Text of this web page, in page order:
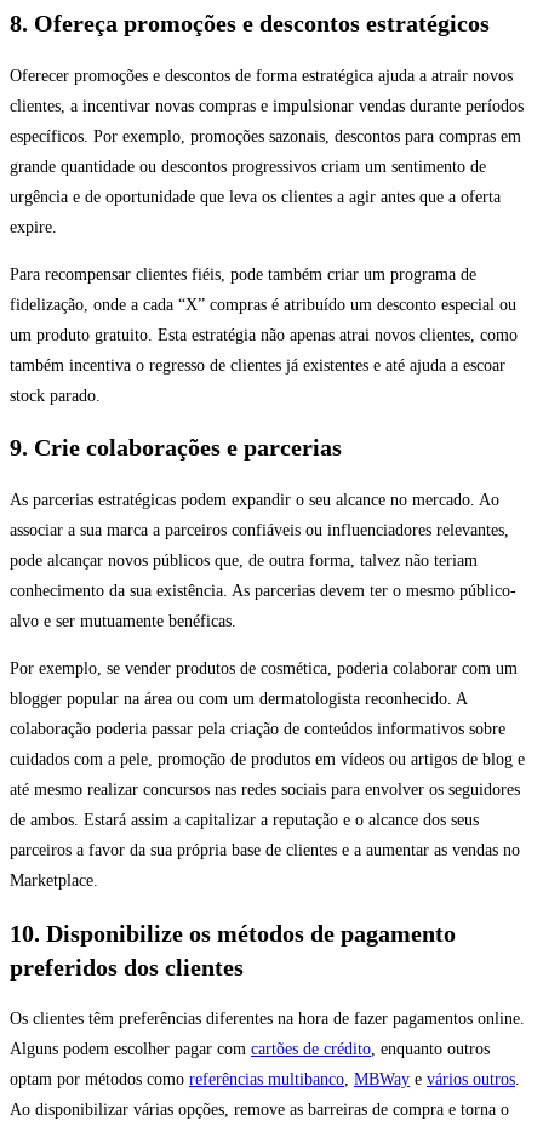
8. Ofereça promoções e descontos estratégicos
Oferecer promoções e descontos de forma estratégica ajuda a atrair novos
clientes, a incentivar novas compras e impulsionar vendas durante períodos
específicos. Por exemplo, promoções sazonais, descontos para compras em
grande quantidade ou descontos progressivos criam um sentimento de
urgência e de oportunidade que leva os clientes a agir antes que a oferta
expire.
Para recompensar clientes fiéis, pode também criar um programa de
fidelização, onde a cada “X” compras é atribuído um desconto especial ou
um produto gratuito. Esta estratégia não apenas atrai novos clientes, como
também incentiva o regresso de clientes já existentes e até ajuda a escoar
stock parado.
9. Crie colaborações e parcerias
As parcerias estratégicas podem expandir o seu alcance no mercado. Ao
associar a sua marca a parceiros confiáveis ou influenciadores relevantes,
pode alcançar novos públicos que, de outra forma, talvez não teriam
conhecimento da sua existência. As parcerias devem ter o mesmo público-
alvo e ser mutuamente benéficas.
Por exemplo, se vender produtos de cosmética, poderia colaborar com um
blogger popular na área ou com um dermatologista reconhecido. A
colaboração poderia passar pela criação de conteúdos informativos sobre
cuidados com a pele, promoção de produtos em vídeos ou artigos de blog e
até mesmo realizar concursos nas redes sociais para envolver os seguidores
de ambos. Estará assim a capitalizar a reputação e o alcance dos seus
parceiros a favor da sua própria base de clientes e a aumentar as vendas no
Marketplace.
10. Disponibilize os métodos de pagamento
preferidos dos clientes
Os clientes têm preferências diferentes na hora de fazer pagamentos online.
Alguns podem escolher pagar com cartões de crédito, enquanto outros
optam por métodos como referências multibanco, MBWay e vários outros.
Ao disponibilizar várias opções, remove as barreiras de compra e torna o